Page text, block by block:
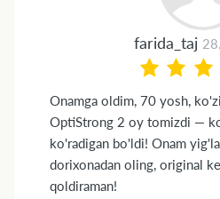
farida_taj
Onamga oldim, 70 yosh,
OptiStrong 2 oy tomizdi —
ko'radigan bo'ldi! Onam
dorixonadan oling, original
qoldiraman!